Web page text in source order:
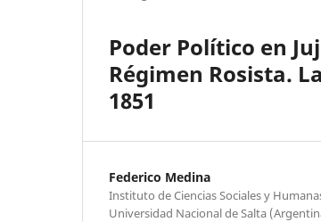
Poder Político en
Régimen Rosista.
1851
Federico Medina
Instituto de Ciencias Sociales y
Universidad Nacional de Salta